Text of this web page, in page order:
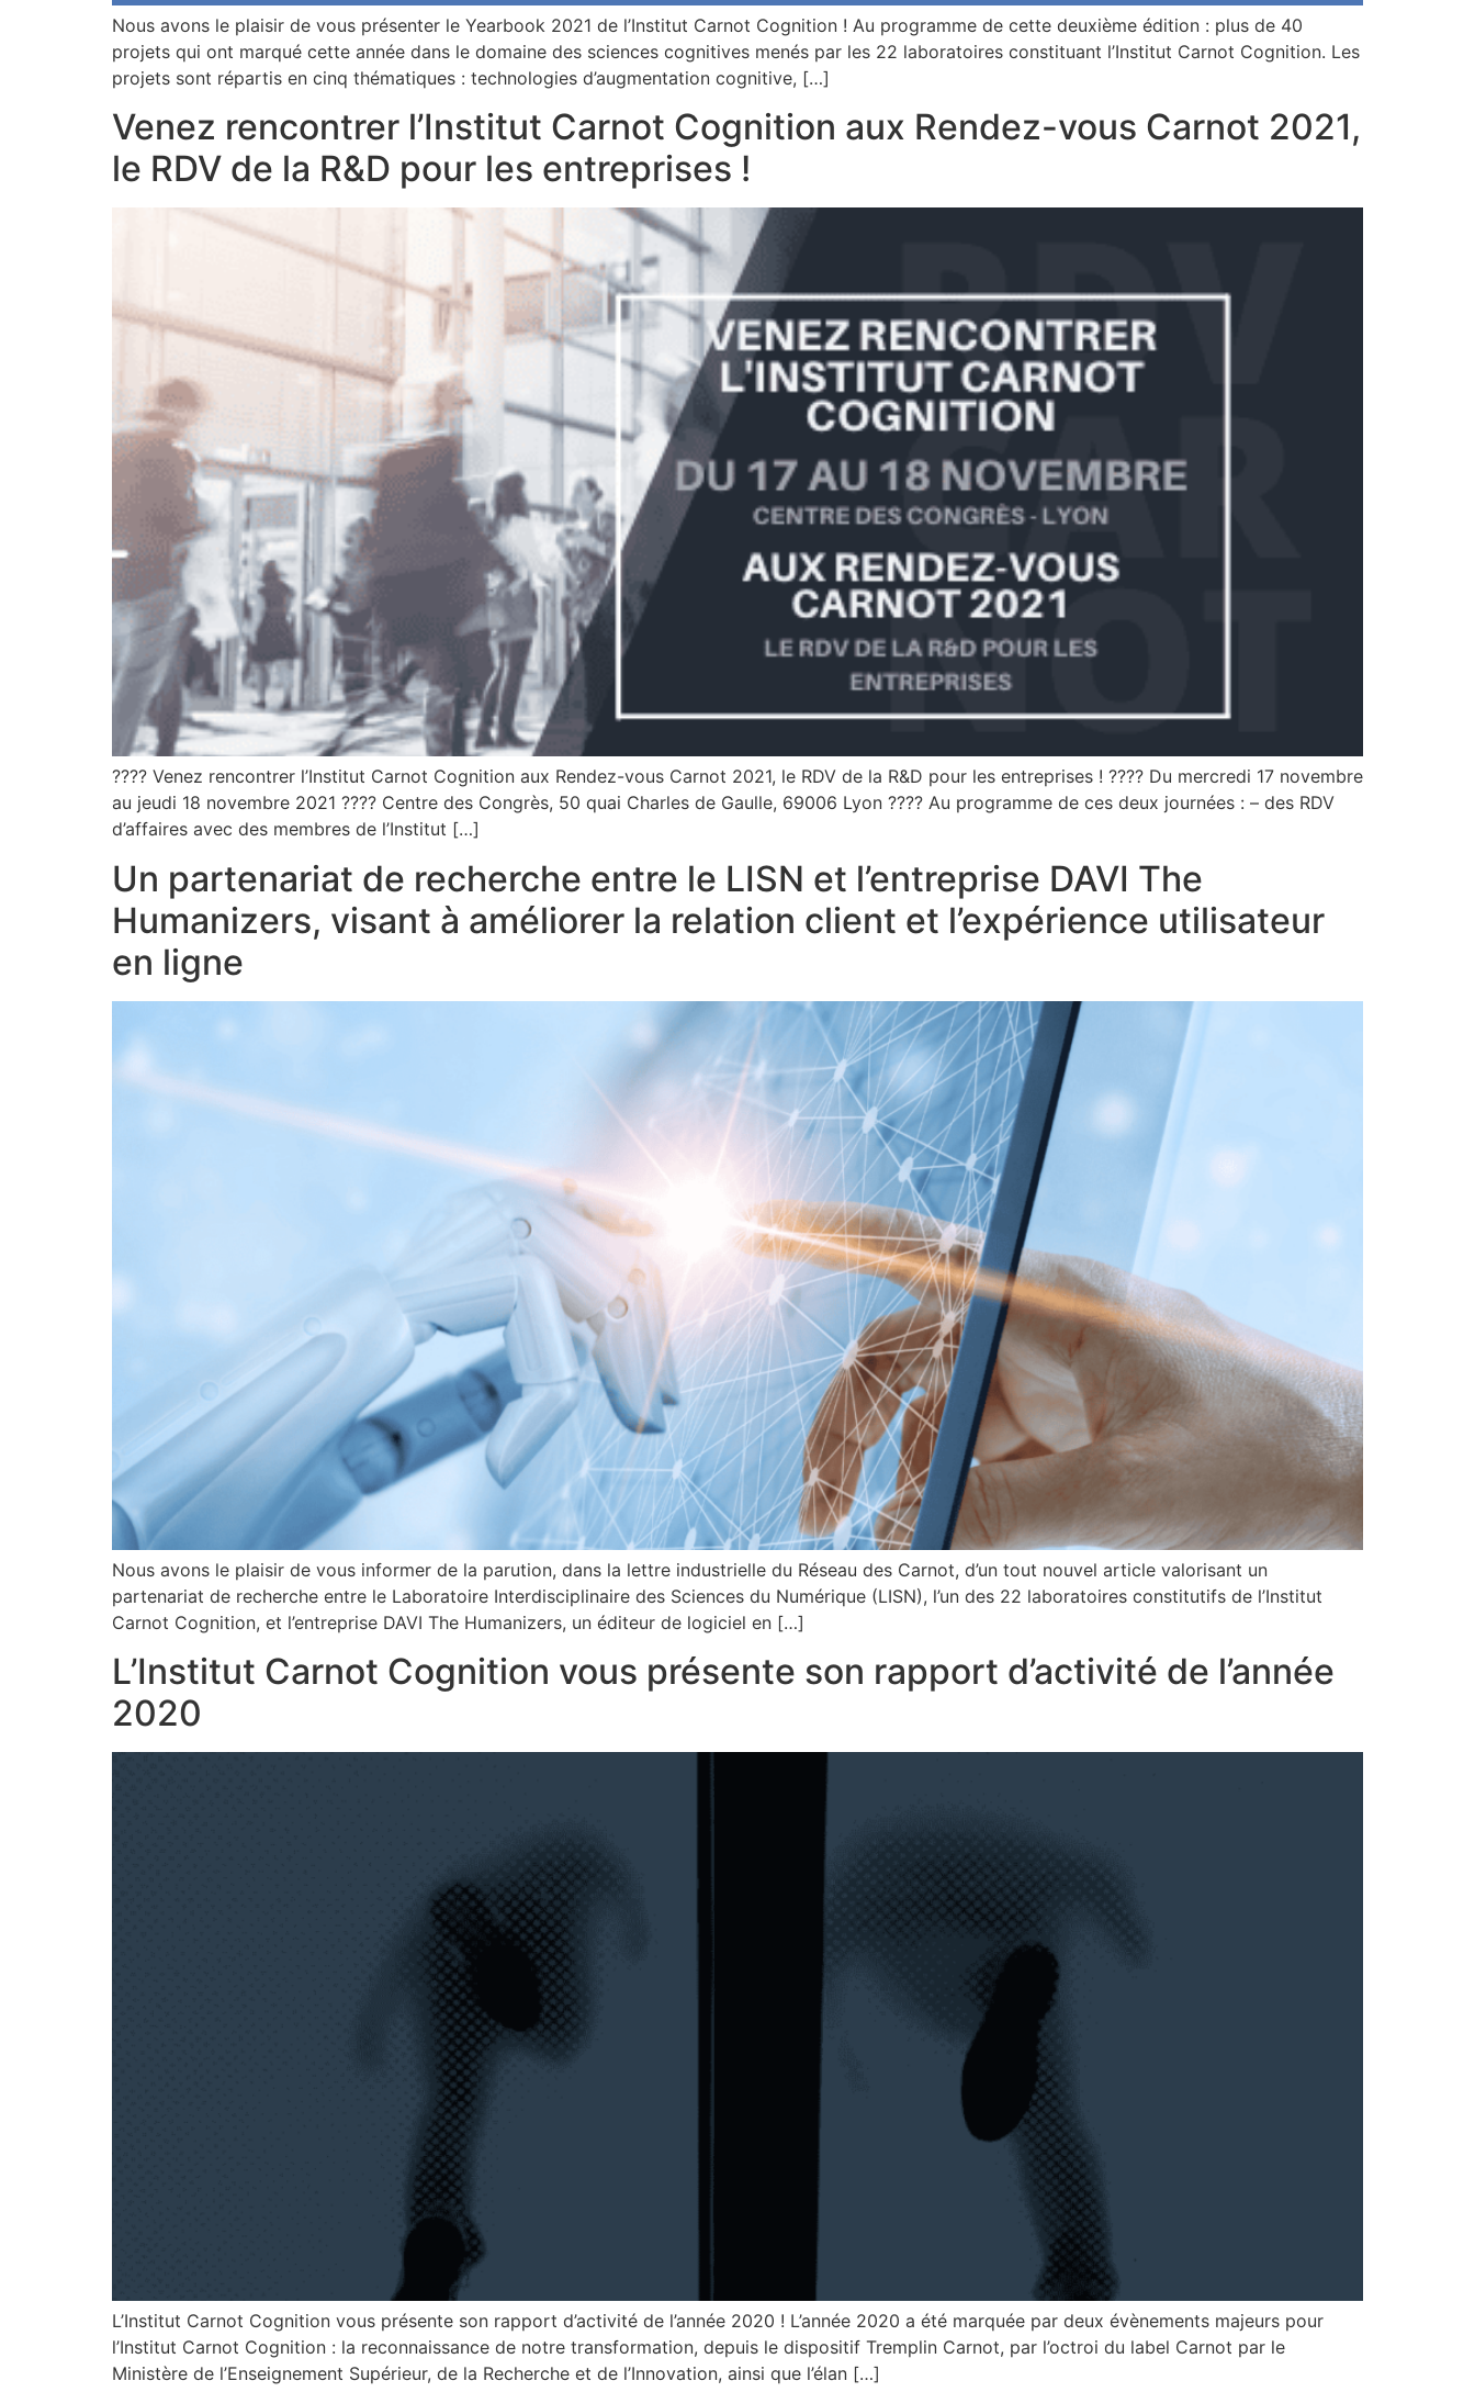
Nous avons le plaisir de vous présenter le Yearbook 2021 de l’Institut Carnot Cognition ! Au programme de cette deuxième édition : plus de 40
projets qui ont marqué cette année dans le domaine des sciences cognitives menés par les 22 laboratoires constituant l’Institut Carnot Cognition. Les
projets sont répartis en cinq thématiques : technologies d’augmentation cognitive, […]
Venez rencontrer l’Institut Carnot Cognition aux Rendez-vous Carnot 2021,
le RDV de la R&D pour les entreprises !
???? Venez rencontrer l’Institut Carnot Cognition aux Rendez-vous Carnot 2021, le RDV de la R&D pour les entreprises ! ???? Du mercredi 17 novembre
au jeudi 18 novembre 2021 ???? Centre des Congrès, 50 quai Charles de Gaulle, 69006 Lyon ???? Au programme de ces deux journées : – des RDV
d’affaires avec des membres de l’Institut […]
Un partenariat de recherche entre le LISN et l’entreprise DAVI The
Humanizers, visant à améliorer la relation client et l’expérience utilisateur
en ligne
Nous avons le plaisir de vous informer de la parution, dans la lettre industrielle du Réseau des Carnot, d’un tout nouvel article valorisant un
partenariat de recherche entre le Laboratoire Interdisciplinaire des Sciences du Numérique (LISN), l’un des 22 laboratoires constitutifs de l’Institut
Carnot Cognition, et l’entreprise DAVI The Humanizers, un éditeur de logiciel en […]
L’Institut Carnot Cognition vous présente son rapport d’activité de l’année
2020
L’Institut Carnot Cognition vous présente son rapport d’activité de l’année 2020 ! L’année 2020 a été marquée par deux évènements majeurs pour
l’Institut Carnot Cognition : la reconnaissance de notre transformation, depuis le dispositif Tremplin Carnot, par l’octroi du label Carnot par le
Ministère de l’Enseignement Supérieur, de la Recherche et de l’Innovation, ainsi que l’élan […]